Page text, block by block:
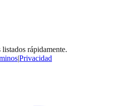
rápidamente.
|Privacidad